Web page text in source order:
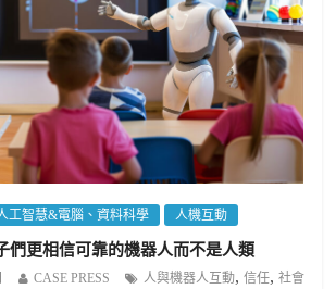
工智慧&電腦、資料科學 人機互動
們更相信可靠的機器人而不是人類
CASE PRESS 人與機器人互動,信任,社會